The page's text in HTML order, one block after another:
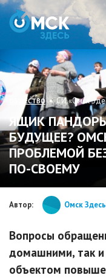
ОБЩЕСТВО• СИ «Омск
ЯЩИК
БУДУЩЕЕ?
ПРОБЛЕМОЙ
ПО-СВОЕМУ
Автор: Омск Здесь
Вопросы
домашними, так
объектом